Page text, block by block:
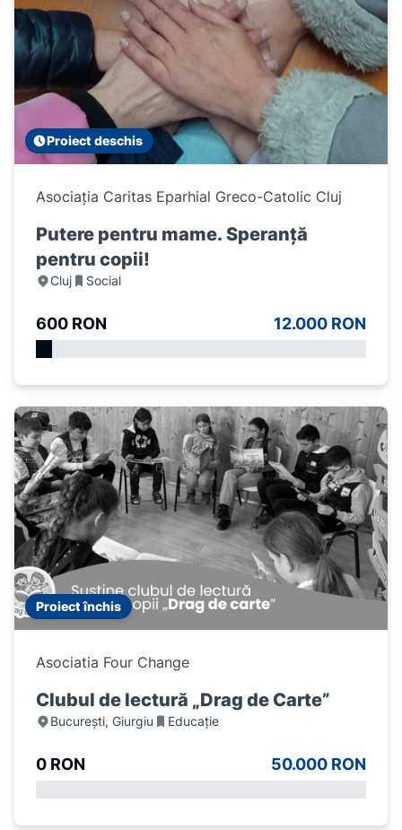
Proiect deschis
Asociația Caritas Eparhial Greco-Catolic Cluj
Putere pentru mame. Speranță
pentru copii!
Cluj Social
600 RON 12.000 RON
Proiect închis
Asociatia Four Change
Clubul de lectură „Drag de Carte”
București, Giurgiu Educație
0 RON 50.000 RON